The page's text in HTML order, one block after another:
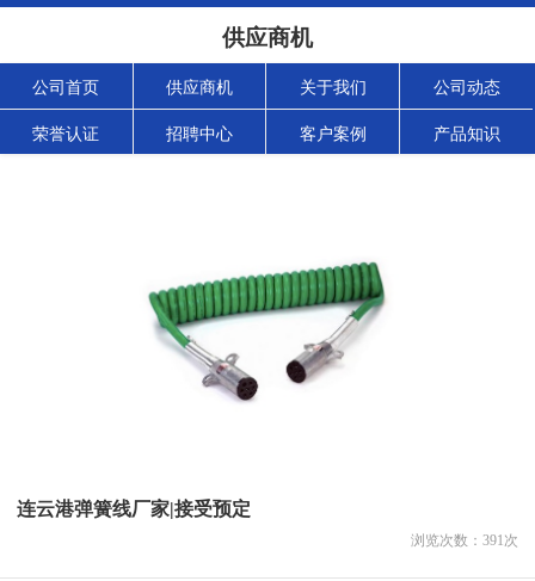
供应商机
公司首页 供应商机 关于我们 公司动态
荣誉认证 招聘中心 客户案例 产品知识
连云港弹簧线厂家|接受预定
浏览次数： 391次